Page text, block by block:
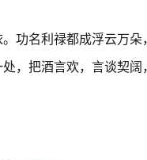
功名利禄都成浮云万
，把酒言欢，言谈契